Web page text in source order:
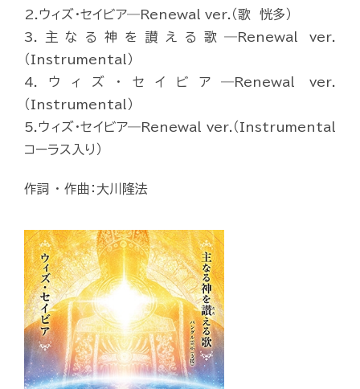
2.ウィズ・セイビア―Renewal ver.（歌 恍多）
3.主なる神を讃える歌―Renewal ver.
（Instrumental）
4.ウィズ・セイビア―Renewal ver.
（Instrumental）
5.ウィズ・セイビア―Renewal ver.（Instrumental
コーラス入り）
作詞 ・ 作曲：大川隆法